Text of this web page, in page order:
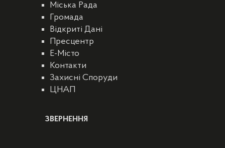
Міська Рада
Громада
Відкриті Дані
Пресцентр
E-Місто
Контакти
Захисні Споруди
ЦНАП
ЗВЕРНЕННЯ